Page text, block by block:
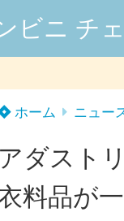
ビニ チ
ホーム ニュー
アダスト
料品が